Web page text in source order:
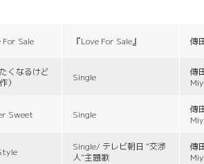
For Sale 『Love For Sale』 傳
くなるけど
）
Single
傳
Sweet Single
傳
Single/ テレビ朝日 “交渉
人”主題歌
傳